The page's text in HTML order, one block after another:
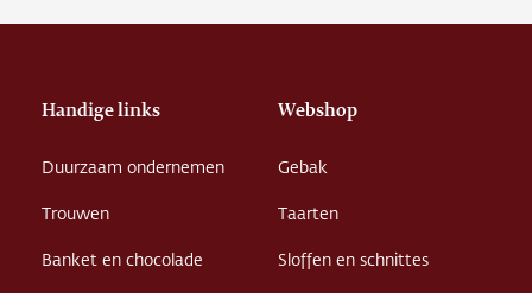
Handige links
Duurzaam ondernemen
Trouwen
Banket en chocolade
Webshop
Gebak
Taarten
Sloffen en schnittes